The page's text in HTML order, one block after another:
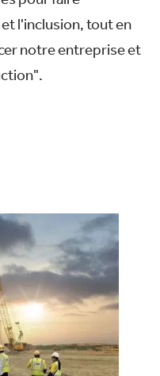
l'inclusion, tout en
notre entreprise et